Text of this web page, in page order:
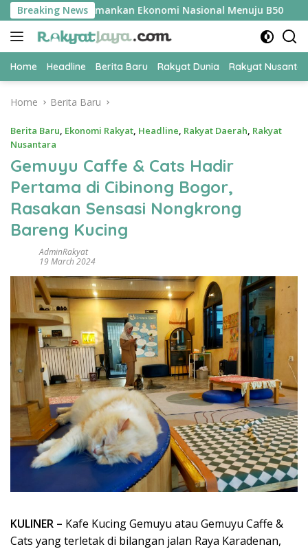
Skip
to
content
Breaking News
Kunci Amankan Ekonomi Nasional Menuju B50
Home Headline Berita Baru Rakyat Dunia Rakyat
Home Berita Baru
Berita Baru, Ekonomi Rakyat, Headline, Rakyat Daerah, Rakyat
Nusantara
Gemuyu Caffe & Cats Hadir
Pertama di Cibinong Bogor,
Rasakan Sensasi Nongkrong
Bareng Kucing
AdminRakyat
19 March 2024
KULINER – Kafe Kucing Gemuyu atau Gemuyu Caffe &
Cats yang terletak di bilangan jalan Raya Karadenan,